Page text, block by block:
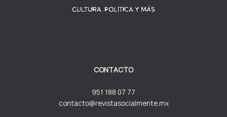
CONTACTO
951 188 07 77
contacto@revistasocialmente.mx